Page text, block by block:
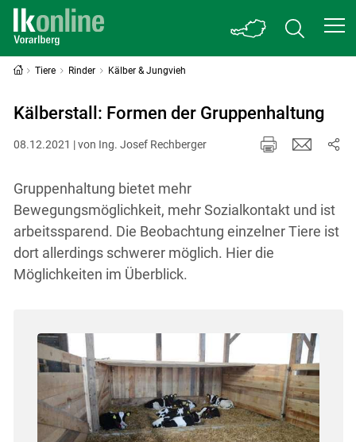
Tiere Rinder Kälber & Jungvieh
Kälberstall: Formen der Gruppenhaltung
08.12.2021 | von Ing. Josef Rechberger
Gruppenhaltung bietet mehr
Bewegungsmöglichkeit, mehr Sozialkontakt und ist
arbeitssparend. Die Beobachtung einzelner Tiere ist
dort allerdings schwerer möglich. Hier die
Möglichkeiten im Überblick.